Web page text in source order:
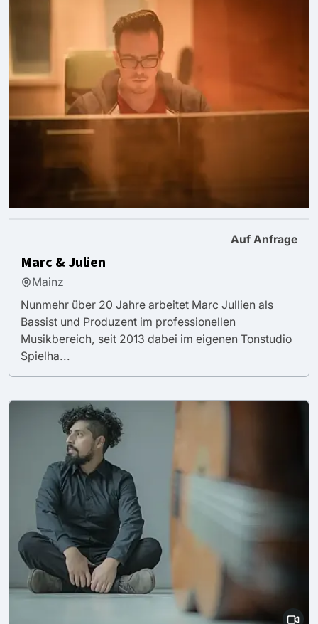
Auf Anfrage
Marc & Julien
Mainz
Nunmehr über 20 Jahre arbeitet Marc Jullien als
Bassist und Produzent im professionellen
Musikbereich, seit 2013 dabei im eigenen Tonstudio
Spielha...